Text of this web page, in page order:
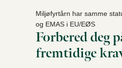
Miljøfyrtårn har samme
og EMAS i EU/EØS
Forbered deg
fremtidige